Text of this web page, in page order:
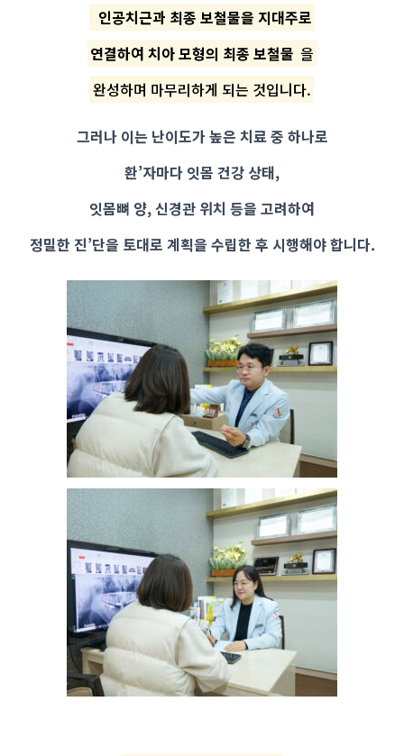
인공치근과 최종 보철물을 지대주로
연결하여 치아 모형의 최종 보철물 을
완성하며 마무리하게 되는 것입니다.
그러나 이는 난이도가 높은 치료 중 하나로
환’자마다 잇몸 건강 상태,
잇몸뼈 양, 신경관 위치 등을 고려하여
정밀한 진’단을 토대로 계획을 수립한 후 시행해야 합니다.